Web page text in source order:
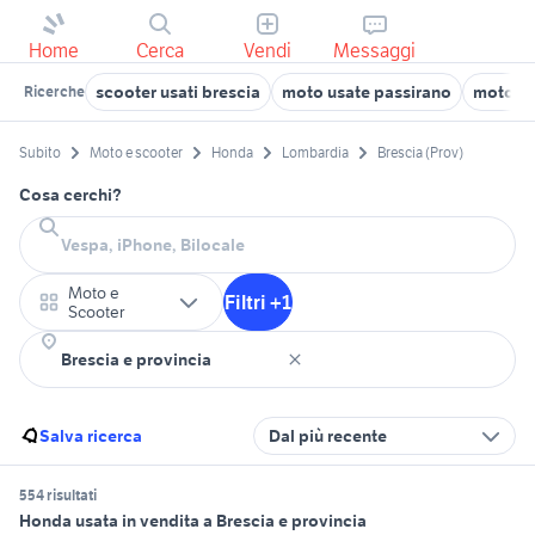
Home Cerca Vendi Messaggi
Ricerche scooter usati brescia moto usate passirano
Subito Moto e scooter Honda Lombardia Brescia (Prov)
Cosa cerchi?
Moto e
Scooter
Filtri +1
Salva ricerca Dal più recente
554 risultati
Honda usata in vendita a Brescia e provincia